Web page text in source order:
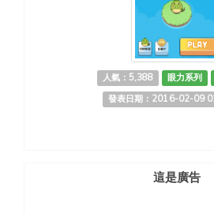
人氣：5,388 眼力系列
發表日期：2016-02-09
這是廣告